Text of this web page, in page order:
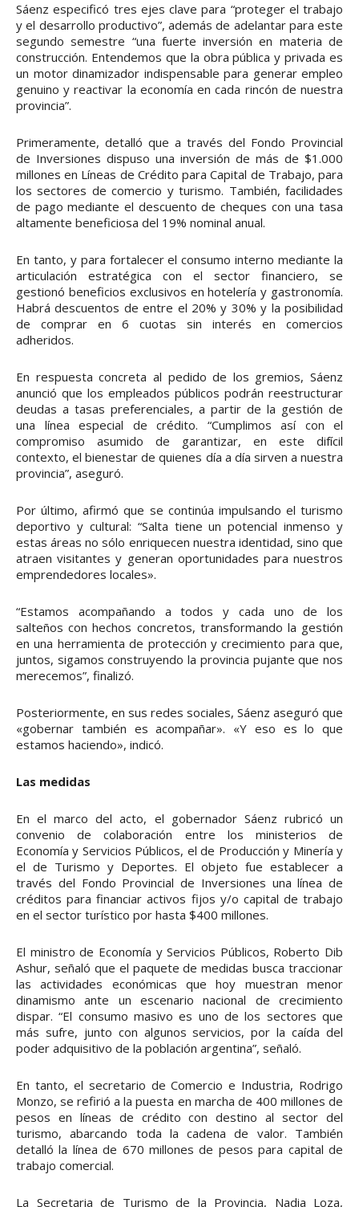
Sáenz especificó tres ejes clave para “proteger el trabajo
y el desarrollo productivo”, además de adelantar para este
segundo semestre “una fuerte inversión en materia de
construcción. Entendemos que la obra pública y privada es
un motor dinamizador indispensable para generar empleo
genuino y reactivar la economía en cada rincón de nuestra
provincia”.
Primeramente, detalló que a través del Fondo Provincial
de Inversiones dispuso una inversión de más de $1.000
millones en Líneas de Crédito para Capital de Trabajo, para
los sectores de comercio y turismo. También, facilidades
de pago mediante el descuento de cheques con una tasa
altamente beneficiosa del 19% nominal anual.
En tanto, y para fortalecer el consumo interno mediante la
articulación estratégica con el sector financiero, se
gestionó beneficios exclusivos en hotelería y gastronomía.
Habrá descuentos de entre el 20% y 30% y la posibilidad
de comprar en 6 cuotas sin interés en comercios
adheridos.
En respuesta concreta al pedido de los gremios, Sáenz
anunció que los empleados públicos podrán reestructurar
deudas a tasas preferenciales, a partir de la gestión de
una línea especial de crédito. “Cumplimos así con el
compromiso asumido de garantizar, en este difícil
contexto, el bienestar de quienes día a día sirven a nuestra
provincia”, aseguró.
Por último, afirmó que se continúa impulsando el turismo
deportivo y cultural: “Salta tiene un potencial inmenso y
estas áreas no sólo enriquecen nuestra identidad, sino que
atraen visitantes y generan oportunidades para nuestros
emprendedores locales».
“Estamos acompañando a todos y cada uno de los
salteños con hechos concretos, transformando la gestión
en una herramienta de protección y crecimiento para que,
juntos, sigamos construyendo la provincia pujante que nos
merecemos”, finalizó.
Posteriormente, en sus redes sociales, Sáenz aseguró que
«gobernar también es acompañar». «Y eso es lo que
estamos haciendo», indicó.
Las medidas
En el marco del acto, el gobernador Sáenz rubricó un
convenio de colaboración entre los ministerios de
Economía y Servicios Públicos, el de Producción y Minería y
el de Turismo y Deportes. El objeto fue establecer a
través del Fondo Provincial de Inversiones una línea de
créditos para financiar activos fijos y/o capital de trabajo
en el sector turístico por hasta $400 millones.
El ministro de Economía y Servicios Públicos, Roberto Dib
Ashur, señaló que el paquete de medidas busca traccionar
las actividades económicas que hoy muestran menor
dinamismo ante un escenario nacional de crecimiento
dispar. “El consumo masivo es uno de los sectores que
más sufre, junto con algunos servicios, por la caída del
poder adquisitivo de la población argentina”, señaló.
En tanto, el secretario de Comercio e Industria, Rodrigo
Monzo, se refirió a la puesta en marcha de 400 millones de
pesos en líneas de crédito con destino al sector del
turismo, abarcando toda la cadena de valor. También
detalló la línea de 670 millones de pesos para capital de
trabajo comercial.
La Secretaria de Turismo de la Provincia, Nadia Loza,